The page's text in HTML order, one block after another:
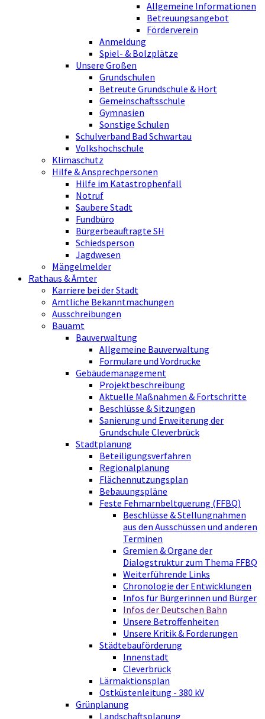
Allgemeine Informationen
Betreuungsangebot
Förderverein
Anmeldung
Spiel- & Bolzplätze
Unsere Großen
Grundschulen
Betreute Grundschule & Hort
Gemeinschaftsschule
Gymnasien
Sonstige Schulen
Schulverband Bad Schwartau
Volkshochschule
Klimaschutz
Hilfe & Ansprechpersonen
Hilfe im Katastrophenfall
Notruf
Saubere Stadt
Fundbüro
Bürgerbeauftragte SH
Schiedsperson
Jagdwesen
Mängelmelder
Rathaus & Ämter
Karriere bei der Stadt
Amtliche Bekanntmachungen
Ausschreibungen
Bauamt
Bauverwaltung
Allgemeine Bauverwaltung
Formulare und Vordrucke
Gebäudemanagement
Projektbeschreibung
Aktuelle Maßnahmen & Fortschritte
Beschlüsse & Sitzungen
Sanierung und Erweiterung der
Grundschule Cleverbrück
Stadtplanung
Beteiligungsverfahren
Regionalplanung
Flächennutzungsplan
Bebauungspläne
Feste Fehmarnbeltquerung (FFBQ)
Beschlüsse & Stellungnahmen
aus den Ausschüssen und anderen
Terminen
Gremien & Organe der
Dialogstruktur zum Thema FFBQ
Weiterführende Links
Chronologie der Entwicklungen
Infos für Bürgerinnen und Bürger
Infos der Deutschen Bahn
Unsere Betroffenheiten
Unsere Kritik & Forderungen
Städtebauförderung
Innenstadt
Cleverbrück
Lärmaktionsplan
Ostküstenleitung - 380 kV
Grünplanung
Landschaftsplanung